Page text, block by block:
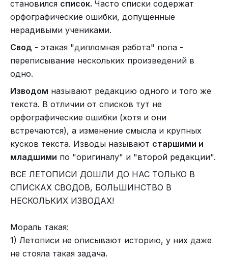
становился список. Часто списки содержат
орфографические ошибки, допущенные
нерадивыми учениками.
Свод - этакая "дипломная работа" попа -
переписывание нескольких произведений в
одно.
Изводом называют редакцию одного и того же
текста. В отличии от списков тут не
орфографические ошибки (хотя и они
встречаются), а изменение смысла и крупных
кусков текста. Изводы называют старшими и
младшими по "оригиналу" и "второй редакции".
ВСЕ ЛЕТОПИСИ ДОШЛИ ДО НАС ТОЛЬКО В
СПИСКАХ СВОДОВ, БОЛЬШИНСТВО В
НЕСКОЛЬКИХ ИЗВОДАХ!
Мораль такая:
1) Летописи не описывают историю, у них даже
не стояла такая задача.